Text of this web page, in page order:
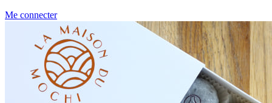
Me connecter